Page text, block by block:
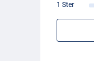
1 Ster